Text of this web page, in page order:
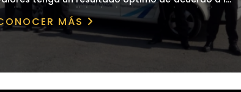
de nuestros clientes.
un analisis de riesgo a sus instalaciones,
aquellas areas de oportunidad que
en determinado momento causar un
conflicto con la continuidad operativa de su
MÁS